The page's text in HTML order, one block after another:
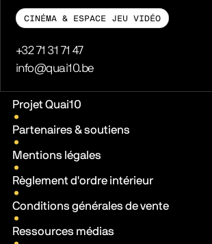
CINÉMA & ESPACE JEU VIDÉO
Téléphone
+32 71 31 71 47
E-mail
info@quai10.be
Liens pratiques
Projet Quai10
Partenaires & soutiens
Mentions légales
Règlement d'ordre intérieur
Conditions générales de vente
Ressources médias